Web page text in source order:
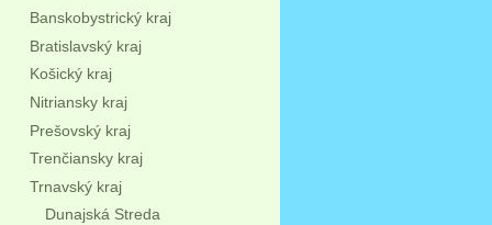
Banskobystrický kraj
Bratislavský kraj
Košický kraj
Nitriansky kraj
Prešovský kraj
Trenčiansky kraj
Trnavský kraj
Dunajská Streda